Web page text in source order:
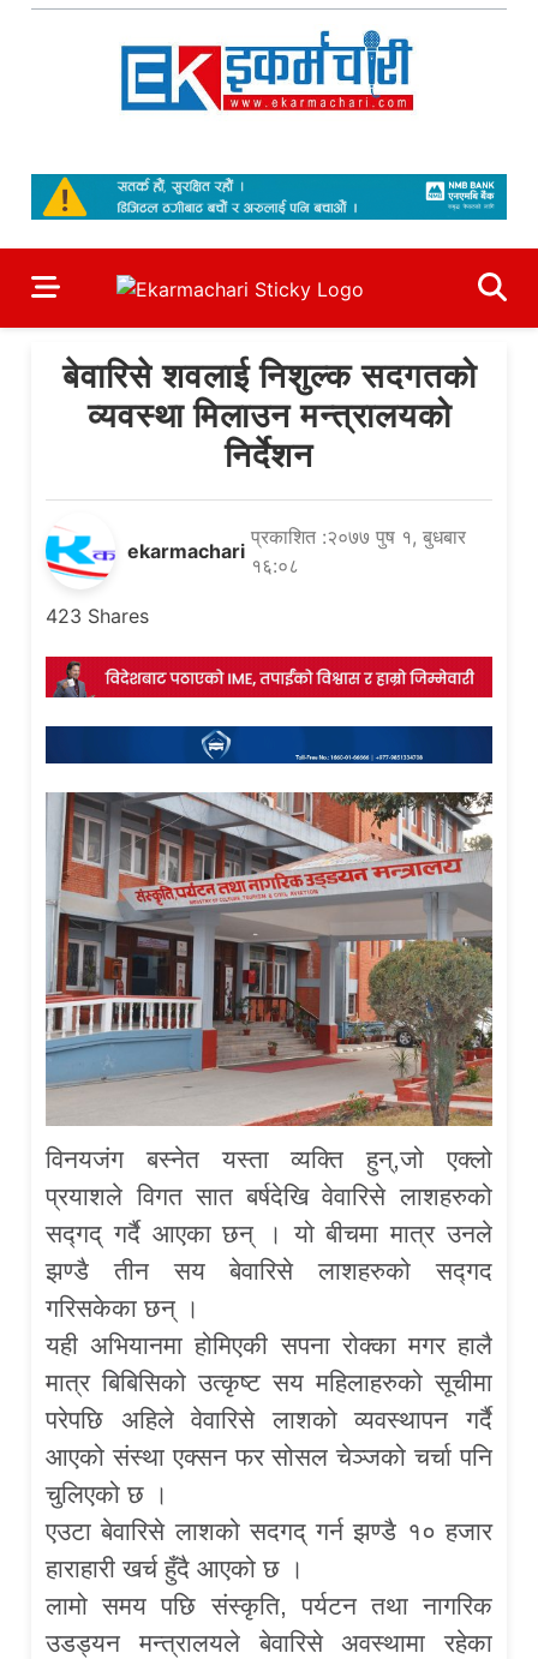
Skip
बेवारिसे शवलाई निशुल्क सदगतको
व्यवस्था मिलाउन मन्त्रालयको
निर्देशन
ekarmachari
प्रकाशित :२०७७ पुष १, बुधबार
१६:०८
423 Shares
विनयजंग बस्नेत यस्ता व्यक्ति हुन्,जो एक्लो
प्रयाशले विगत सात बर्षदेखि वेवारिसे लाशहरुको
सद्गद् गर्दै आएका छन् । यो बीचमा मात्र उनले
झण्डै तीन सय बेवारिसे लाशहरुको सद्गद
गरिसकेका छन् ।
यही अभियानमा होमिएकी सपना रोक्का मगर हालै
मात्र बिबिसिको उत्कृष्ट सय महिलाहरुको सूचीमा
परेपछि अहिले वेवारिसे लाशको व्यवस्थापन गर्दै
आएको संस्था एक्सन फर सोसल चेञ्जको चर्चा पनि
चुलिएको छ ।
एउटा बेवारिसे लाशको सदगद् गर्न झण्डै १० हजार
हाराहारी खर्च हुँदै आएको छ ।
लामो समय पछि संस्कृति, पर्यटन तथा नागरिक
उडड्यन मन्त्रालयले बेवारिसे अवस्थामा रहेका